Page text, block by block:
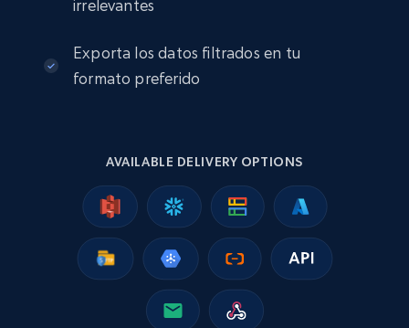
URL, ID lc, Name lc, Country code lc, Locations
lc, and more.
6.3K+ 541+ Buy Now
Employees business enriched dataset
URL, Profile url, Linkedin num id, Avatar, Profile
name, Certifications, Profile location, Profile
connections, and more.
irrelevantes
Exporta los datos filtrados en tu
formato preferido
AVAILABLE DELIVERY OPTIONS